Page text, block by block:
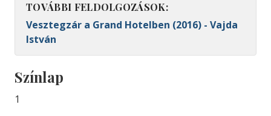
TOVÁBBI FELDOLGOZÁSOK:
Vesztegzár a Grand Hotelben (2016) - Vajda
István
Színlap
1